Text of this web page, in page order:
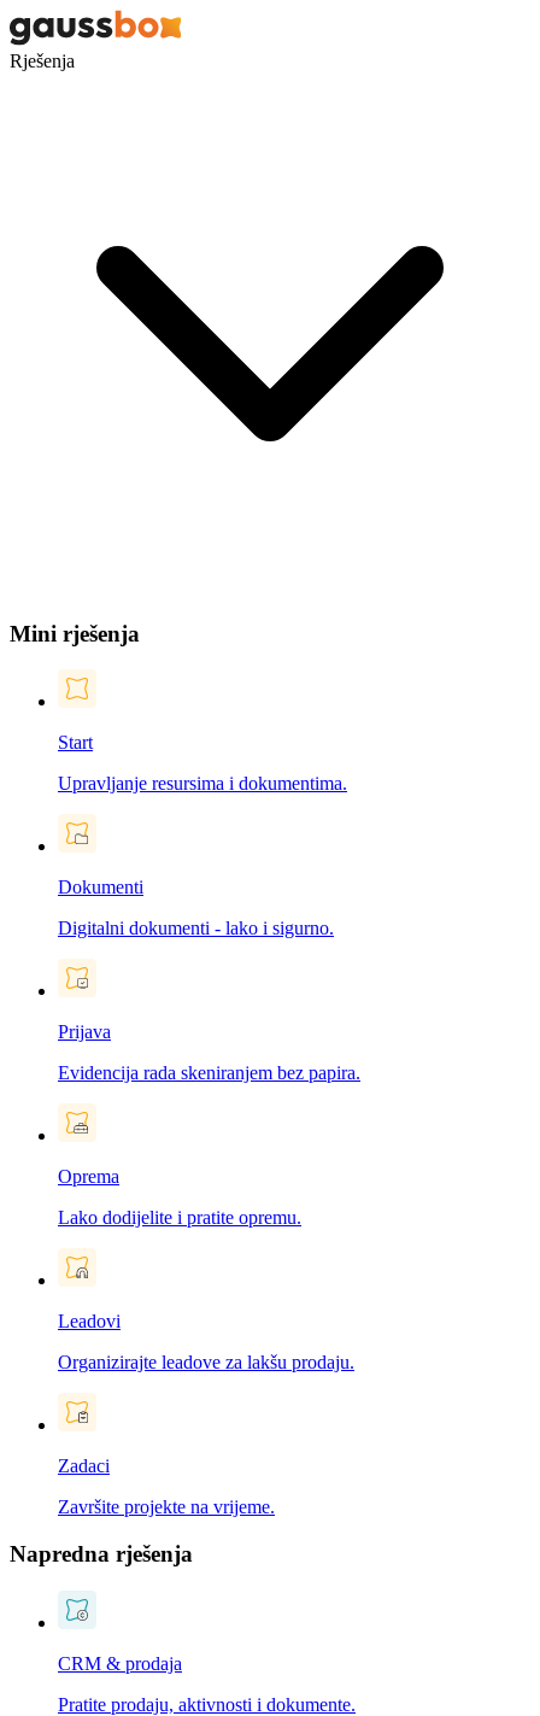
Rješenja
Mini rješenja
Start
Upravljanje resursima i dokumentima.
Dokumenti
Digitalni dokumenti - lako i sigurno.
Prijava
Evidencija rada skeniranjem bez papira.
Oprema
Lako dodijelite i pratite opremu.
Leadovi
Organizirajte leadove za lakšu prodaju.
Zadaci
Završite projekte na vrijeme.
Napredna rješenja
CRM & prodaja
Pratite prodaju, aktivnosti i dokumente.